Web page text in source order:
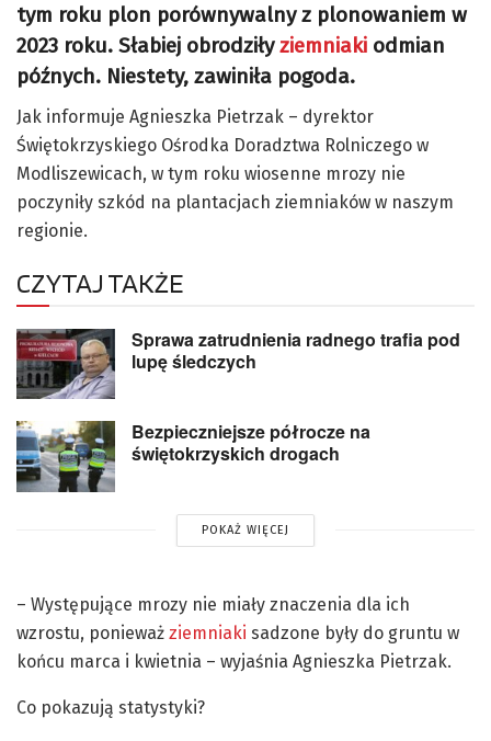
tym roku plon porównywalny z plonowaniem w
2023 roku. Słabiej obrodziłyziemniaki odmian
późnych. Niestety, zawiniła pogoda.
Jak informuje Agnieszka Pietrzak – dyrektor
Świętokrzyskiego Ośrodka Doradztwa Rolniczego w
Modliszewicach, w tym roku wiosenne mrozy nie
poczyniły szkód na plantacjach ziemniaków w naszym
regionie.
CZYTAJ TAKŻE
Sprawa zatrudnienia radnego trafia pod
lupę śledczych
Bezpieczniejsze półrocze na
świętokrzyskich drogach
POKAŻ WIĘCEJ
– Występujące mrozy nie miały znaczenia dla ich
wzrostu, ponieważ ziemniaki sadzone były do gruntu w
końcu marca i kwietnia – wyjaśnia Agnieszka Pietrzak.
Co pokazują statystyki?